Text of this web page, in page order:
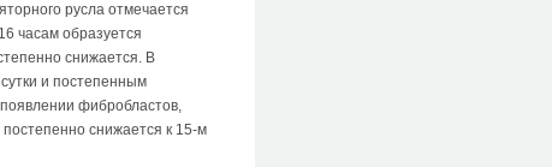
русла отмечается
часам образуется
снижается. В
и постепенным
фибробластов,
снижается к 15-м